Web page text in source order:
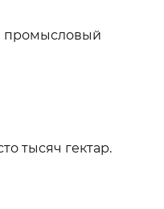
промысловый
тысяч гектар.